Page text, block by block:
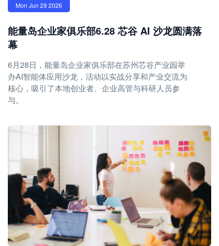
Mon Jun 29 2026
能量岛企业家俱乐部6.28 芯谷 AI 沙龙圆满落
幕
6月28日，能量岛企业家俱乐部在苏州芯谷产业园举
办AI智能体应用沙龙，活动以实战分享和产业交流为
核心，吸引了本地创业者、企业高管与科研人员参
与。